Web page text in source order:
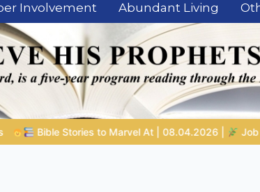
Involvement Abundant Living
| Job | Chap.39 – God Shows Job the